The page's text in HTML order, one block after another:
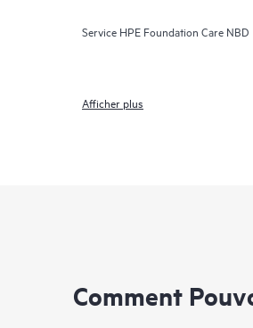
Service HPE Foundation Care NBD
Afficher plus
Comment